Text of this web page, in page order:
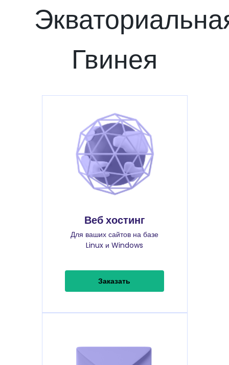
Гвинея
Веб хостинг
Для ваших сайтов на базе
Linux и Windows
Заказать